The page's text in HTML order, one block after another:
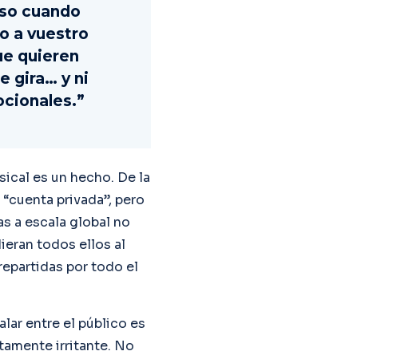
cuando
a vuestro
quieren
gira… y ni
es un hecho. De la
privada”, pero
a escala global no
todos ellos al
por todo el
entre el público es
irritante. No